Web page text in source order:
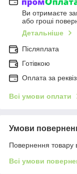
Ви отримаєте
або гроші
Детальніше
Післяплата
Готівкою
Оплата за
Всі умови оплати
Умови
Повернення товару
Всі умови